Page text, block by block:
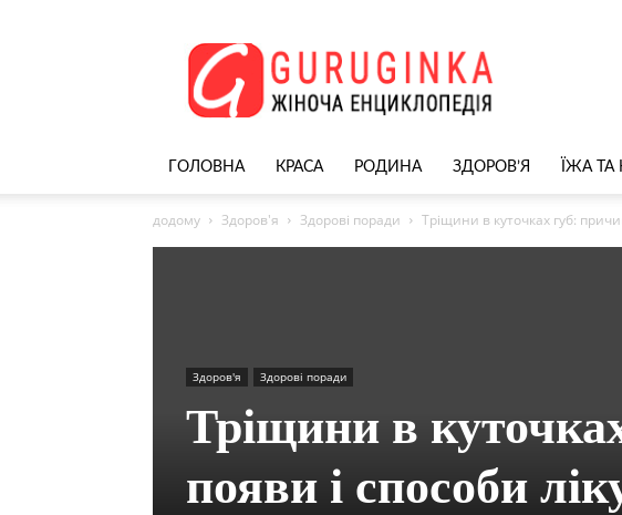
Жіночий
сайт
nekrasivyh.net
ГОЛОВНА КРАСА РОДИНА ЗДОРОВ’Я ЇЖА ТА
додому Здоров'я Здорові поради Тріщини в куточках губ:
Здоров'я Здорові поради
Тріщини в
появи і способи